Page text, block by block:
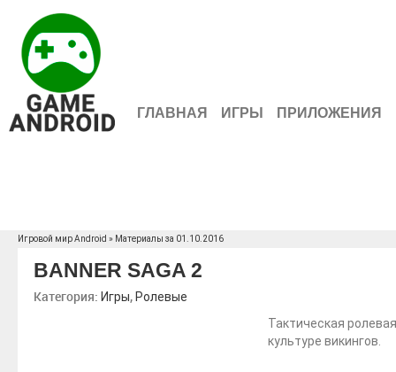
ГЛАВНАЯ ИГРЫ ПРИЛОЖЕНИЯ
Игровой мир Android » Материалы за 01.10.2016
BANNER SAGA 2
Категория: Игры, Ролевые
Тактическая
культуре викингов.